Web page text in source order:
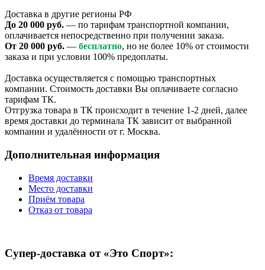
Доставка в другие регионы РФ
До 20 000 руб. — по тарифам транспортной компании,
оплачивается непосредственно при получении заказа.
От 20 000 руб. — бесплатно, но не более 10% от стоимости
заказа и при условии 100% предоплаты.
Доставка осуществляется с помощью транспортных
компании. Стоимость доставки Вы оплачиваете согласно
тарифам ТК.
Отгрузка товара в ТК происходит в течение 1-2 дней, далее
время доставки до терминала ТК зависит от выбранной
компании и удалённости от г. Москва.
Дополнительная информация
Время доставки
Место доставки
Приём товара
Отказ от товара
Супер-доставка от «Это Спорт»: